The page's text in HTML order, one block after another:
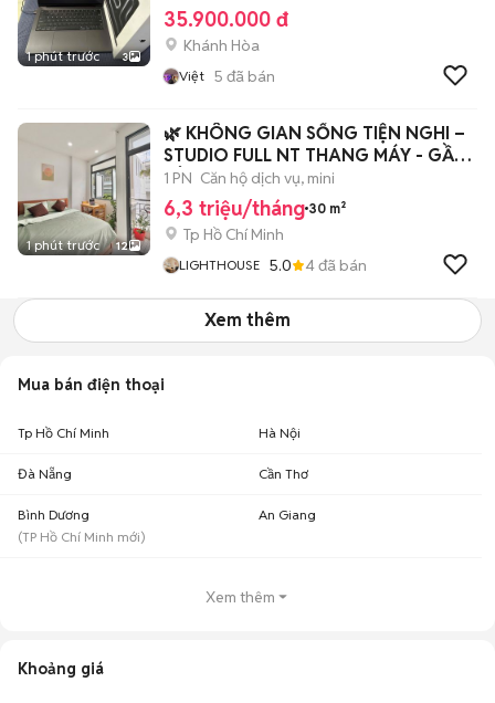
1 phút trước 3
35.900.000 đ
Khánh Hòa
Việt 5 đã bán
1 phút trước 12
🌿 KHÔNG GIAN SỐNG TIỆN NGHI –
STUDIO FULL NT THANG MÁY - GẦN
SÂN BAY
1 PN Căn hộ dịch vụ, mini
6,3 triệu/tháng 30 m²
Tp Hồ Chí Minh
LIGHTHOUSE 5.0 4đã bán
Xem thêm
Mua bán điện thoại
Tp Hồ Chí Minh Hà Nội
Đà Nẵng Cần Thơ
Bình Dương
(TP Hồ Chí Minh mới)
An Giang
Xem thêm
Khoảng giá